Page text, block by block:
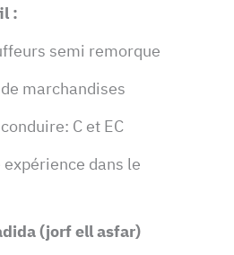
:
semi remorque
marchandises
C et EC
dans le
(jorf ell asfar)